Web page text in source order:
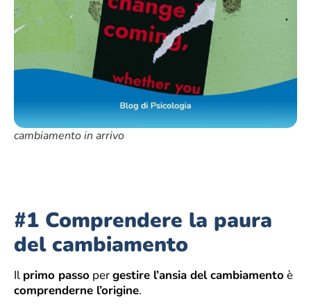
cambiamento in arrivo
#1 Comprendere la paura
del cambiamento
Il primo passo pergestire l’ansia del cambiamentoè
comprenderne l’origine.